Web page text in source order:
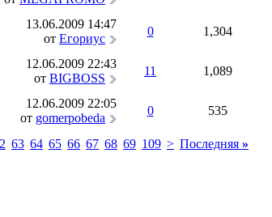
13.06.2009 14:47
от Егориус
0 1,304
12.06.2009 22:43
от BIGBOSS
11 1,089
12.06.2009 22:05
от gomerpobeda
0 535
63 64 65 66 67 68 69 109 > Последняя »